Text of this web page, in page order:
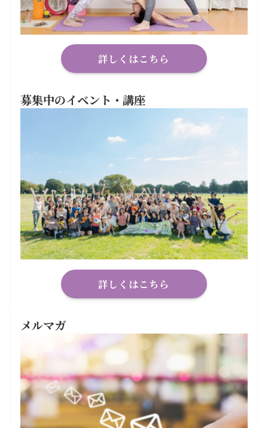
詳しくはこちら
募集中のイベント・講座
詳しくはこちら
メルマガ